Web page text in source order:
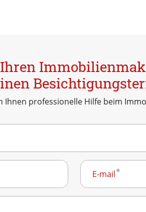
Ihnen professionelle Hilfe beim
E-mail